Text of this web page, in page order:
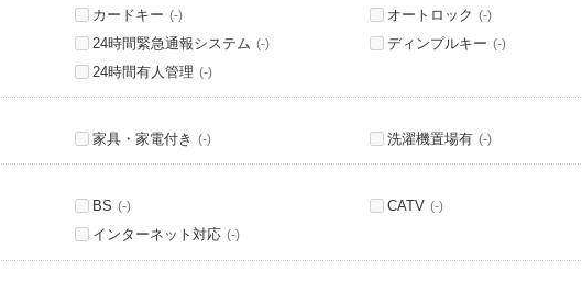
カードキー (-) オートロック (-)
24時間緊急通報システム (-) ディンプルキー (-)
24時間有人管理 (-)
家具・家電付き (-) 洗濯機置場有 (-)
BS (-) CATV (-)
インターネット対応 (-)